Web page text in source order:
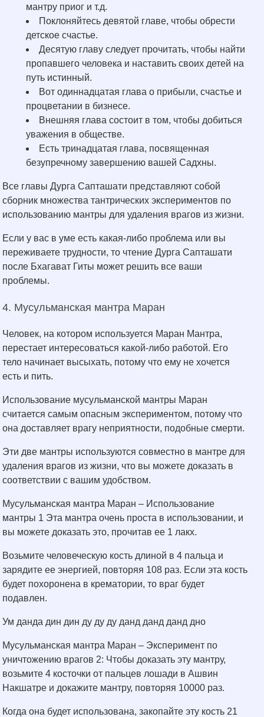
мантру приог и т.д.
Поклоняйтесь девятой главе, чтобы обрести
детское счастье.
Десятую главу следует прочитать, чтобы найти
пропавшего человека и наставить своих детей на
путь истинный.
Вот одиннадцатая глава о прибыли, счастье и
процветании в бизнесе.
Внешняя глава состоит в том, чтобы добиться
уважения в обществе.
Есть тринадцатая глава, посвященная
безупречному завершению вашей Садхны.
Все главы Дурга Сапташати представляют собой
сборник множества тантрических экспериментов по
использованию мантры для удаления врагов из жизни.
Если у вас в уме есть какая-либо проблема или вы
переживаете трудности, то чтение Дурга Сапташати
после Бхагават Гиты может решить все ваши
проблемы.
4. Мусульманская мантра Маран
Человек, на котором используется Маран Мантра,
перестает интересоваться какой-либо работой. Его
тело начинает высыхать, потому что ему не хочется
есть и пить.
Использование мусульманской мантры Маран
считается самым опасным экспериментом, потому что
она доставляет врагу неприятности, подобные смерти.
Эти две мантры используются совместно в мантре для
удаления врагов из жизни, что вы можете доказать в
соответствии с вашим удобством.
Мусульманская мантра Маран – Использование
мантры 1 Эта мантра очень проста в использовании, и
вы можете доказать это, прочитав ее 1 лакх.
Возьмите человеческую кость длиной в 4 пальца и
зарядите ее энергией, повторяя 108 раз. Если эта кость
будет похоронена в крематории, то враг будет
подавлен.
Ум данда дин дин ду ду ду данд данд данд дно
Мусульманская мантра Маран – Эксперимент по
уничтожению врагов 2: Чтобы доказать эту мантру,
возьмите 4 косточки от пальцев лошади в Ашвин
Накшатре и докажите мантру, повторяя 10000 раз.
Когда она будет использована, закопайте эту кость 21